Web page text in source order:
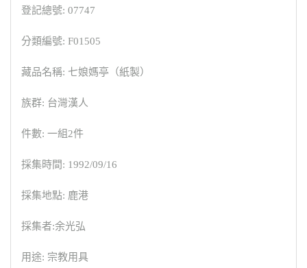
登記總號: 07747
分類編號: F01505
藏品名稱: 七娘媽亭（紙製）
族群: 台灣漢人
件數: 一組2件
採集時間: 1992/09/16
採集地點: 鹿港
採集者:余光弘
用途: 宗教用具